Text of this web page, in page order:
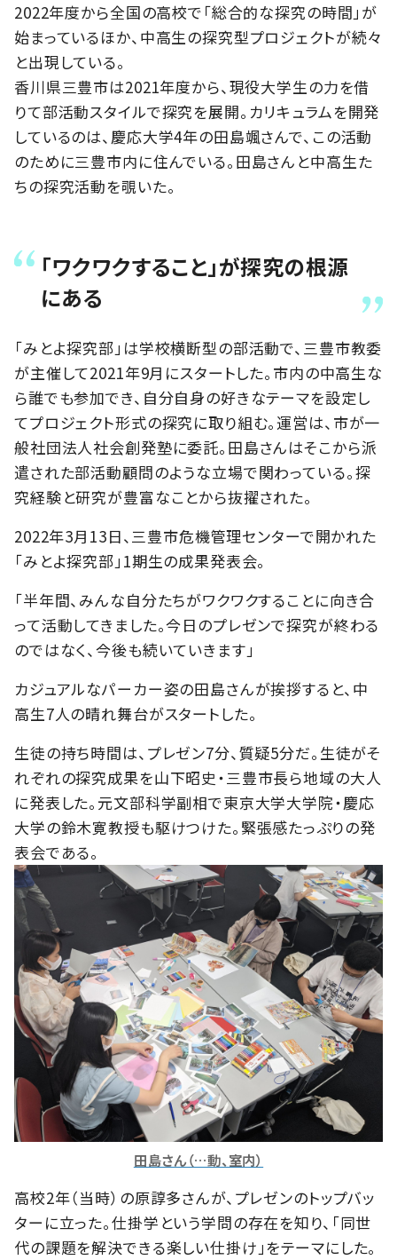
2022年度から全国の高校で「総合的な探究の時間」が
始まっているほか、中高生の探究型プロジェクトが続々
と出現している。
香川県三豊市は2021年度から、現役大学生の力を借
りて部活動スタイルで探究を展開。カリキュラムを開発
しているのは、慶応大学4年の田島颯さんで、この活動
のために三豊市内に住んでいる。田島さんと中高生た
ちの探究活動を覗いた。
「ワクワクすること」が探究の根源
にある
「みとよ探究部」は学校横断型の部活動で、三豊市教委
が主催して2021年9月にスタートした。市内の中高生な
ら誰でも参加でき、自分自身の好きなテーマを設定し
てプロジェクト形式の探究に取り組む。運営は、市が一
般社団法人社会創発塾に委託。田島さんはそこから派
遣された部活動顧問のような立場で関わっている。探
究経験と研究が豊富なことから抜擢された。
2022年3月13日、三豊市危機管理センターで開かれた
「みとよ探究部」1期生の成果発表会。
「半年間、みんな自分たちがワクワクすることに向き合
って活動してきました。今日のプレゼンで探究が終わる
のではなく、今後も続いていきます」
カジュアルなパーカー姿の田島さんが挨拶すると、中
高生7人の晴れ舞台がスタートした。
生徒の持ち時間は、プレゼン7分、質疑5分だ。生徒がそ
れぞれの探究成果を山下昭史・三豊市長ら地域の大人
に発表した。元文部科学副相で東京大学大学院・慶応
大学の鈴木寛教授も駆けつけた。緊張感たっぷりの発
表会である。
田島さん（…動、室内）
高校2年（当時）の原諄多さんが、プレゼンのトップバッ
ターに立った。仕掛学という学問の存在を知り、「同世
代の課題を解決できる楽しい仕掛け」をテーマにした。